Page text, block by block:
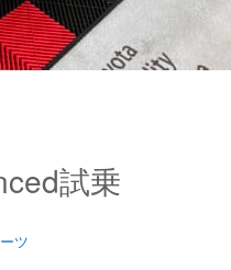
試乗
ツ